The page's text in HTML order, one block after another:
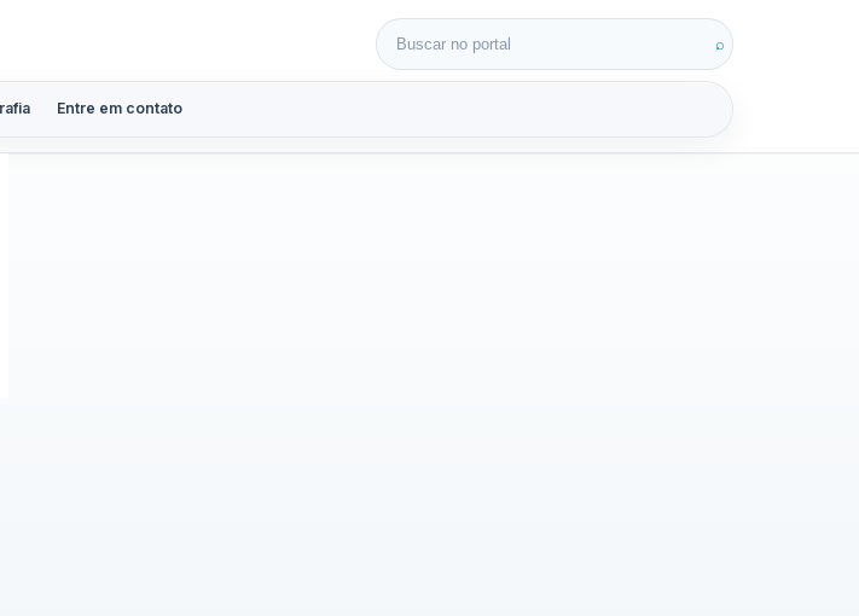
Entre em contato
Buscar por: ⌕